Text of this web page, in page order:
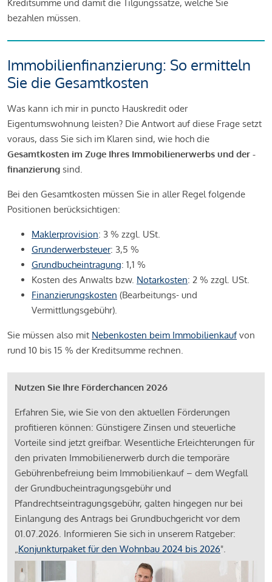
Kreditsumme und damit die Tilgungssätze, welche Sie
bezahlen müssen.
Immobilienfinanzierung: So ermitteln
Sie die Gesamtkosten
Was kann ich mir in puncto Hauskredit oder
Eigentumswohnung leisten? Die Antwort auf diese Frage setzt
voraus, dass Sie sich im Klaren sind, wie hoch die
Gesamtkosten im Zuge Ihres Immobilienerwerbs und der -
finanzierung sind.
Bei den Gesamtkosten müssen Sie in aller Regel folgende
Positionen berücksichtigen:
Maklerprovision: 3 % zzgl. USt.
Grunderwerbsteuer: 3,5 %
Grundbucheintragung: 1,1 %
Kosten des Anwalts bzw. Notarkosten: 2 % zzgl. USt.
Finanzierungskosten (Bearbeitungs- und
Vermittlungsgebühr).
Sie müssen also mit Nebenkosten beim Immobilienkaufvon
rund 10 bis 15 % der Kreditsumme rechnen.
Nutzen Sie Ihre Förderchancen 2026
Erfahren Sie, wie Sie von den aktuellen Förderungen
profitieren können: Günstigere Zinsen und steuerliche
Vorteile sind jetzt greifbar. Wesentliche Erleichterungen für
den privaten Immobilienerwerb durch die temporäre
Gebührenbefreiung beim Immobilienkauf – dem Wegfall
der Grundbucheintragungsgebühr und
Pfandrechtseintragungsgebühr, galten hingegen nur bei
Einlangung des Antrags bei Grundbuchgericht vor dem
01.07.2026. Informieren Sie sich in unserem Ratgeber:
„Konjunkturpaket für den Wohnbau 2024 bis 2026".